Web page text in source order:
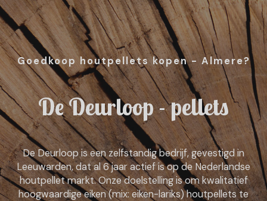
Goedkoop houtpellets kopen - Almere?
De Deurloop - pellets
De Deurloop is een zelfstandig bedrijf, gevestigd in
Leeuwarden, dat al 6 jaar actief is op de Nederlandse
houtpellet markt. Onze doelstelling is om kwalitatief
hoogwaardige eiken (mix: eiken-lariks) houtpellets te